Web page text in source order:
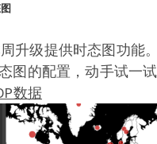
升级提供时态图功能
图的配置，动手试一试
数据